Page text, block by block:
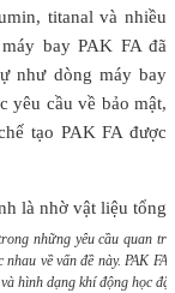
titanal và nhiều
bay PAK FA đã
như dòng máy bay
yêu cầu về bảo mật,
tạo PAK FA được
những yêu cầu quan
về vấn đề này. PAK FA
hình dạng khí động học